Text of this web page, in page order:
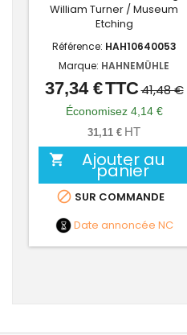
William Turner / Museum
Etching
Référence: HAH10640053
Marque: HAHNEMÜHLE
Prix
Prix
de
base
37,34 €TTC41,48 €
Économisez 4,14 €
31,11 € HT
 Ajouter au
panier
 SUR COMMANDE
Date annoncée NC